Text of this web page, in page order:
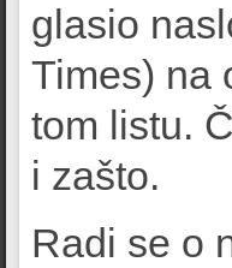
glasio
Times) na
tom listu.
i zašto.
Radi se o